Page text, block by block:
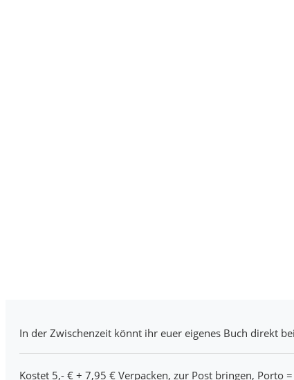
In der Zwischenzeit könnt ihr euer eigenes Buch direkt
Kostet 5,- € + 7,95 € Verpacken, zur Post bringen, Porto